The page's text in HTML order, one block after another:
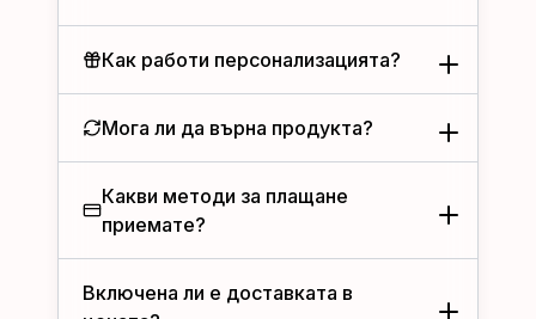
Как работи персонализацията?
Мога ли да върна продукта?
Какви методи за плащане
приемате?
Включена ли е доставката в